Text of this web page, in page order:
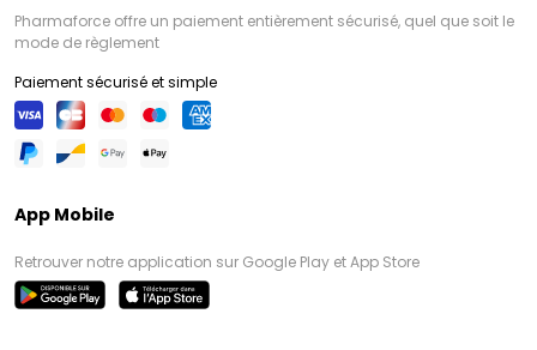
Pharmaforce offre un paiement entièrement sécurisé, quel que soit le
mode de règlement
Paiement sécurisé et simple
App Mobile
Retrouver notre application sur Google Play et App Store